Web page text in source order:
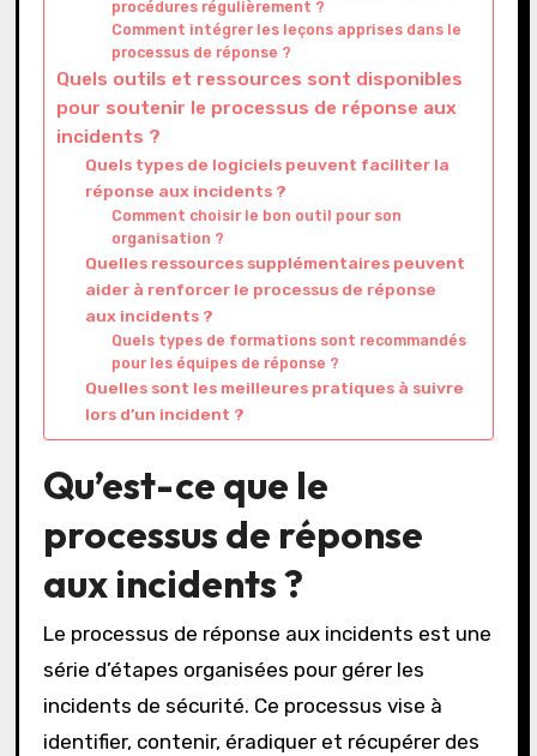
procédures régulièrement ?
Comment intégrer les leçons apprises dans le
processus de réponse ?
Quels outils et ressources sont disponibles
pour soutenir le processus de réponse aux
incidents ?
Quels types de logiciels peuvent faciliter la
réponse aux incidents ?
Comment choisir le bon outil pour son
organisation ?
Quelles ressources supplémentaires peuvent
aider à renforcer le processus de réponse
aux incidents ?
Quels types de formations sont recommandés
pour les équipes de réponse ?
Quelles sont les meilleures pratiques à suivre
lors d’un incident ?
Qu’est-ce que le
processus de réponse
aux incidents ?
Le processus de réponse aux incidents est une
série d’étapes organisées pour gérer les
incidents de sécurité. Ce processus vise à
identifier, contenir, éradiquer et récupérer des